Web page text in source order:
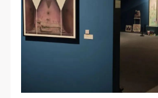
提供一个交流、学习、展示的平
单位，其开展的公共教育活动以
主。
（3）、乙方为甲方拍摄中央美术
二、拍摄内容、使用形式、使用
提供一个交流、学习、展示的平
单位，其开展的公共教育活动以
主。
（3）、乙方为甲方拍摄中央美术
二、拍摄内容、使用形式、使用
提供一个交流、学习、展示的平
单位，其开展的公共教育活动以
主。
（3）、乙方为甲方拍摄中央美术
二、拍摄内容、使用形式、使用